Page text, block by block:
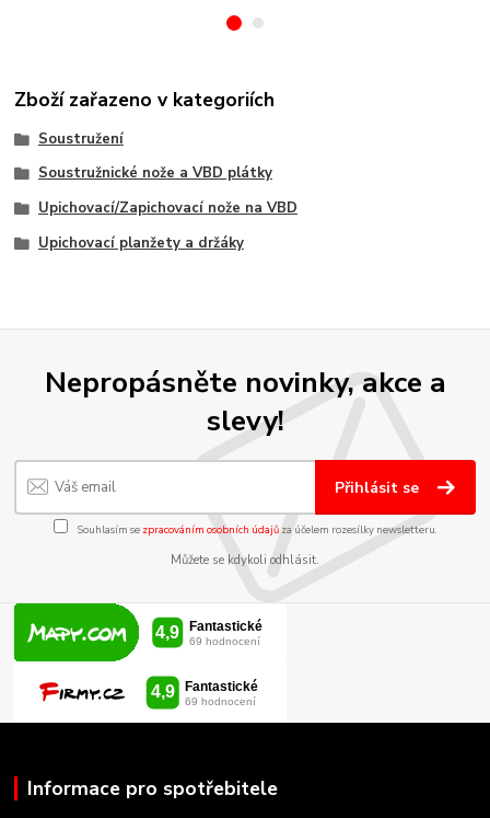
Zboží zařazeno v kategoriích
Soustružení
Soustružnické nože a VBD plátky
Upichovací/Zapichovací nože na VBD
Upichovací planžety a držáky
Nepropásněte novinky, akce a
slevy!
Přihlásit se
Souhlasím se zpracováním osobních údajůza účelem rozesílky newsletteru.
Můžete se kdykoli odhlásit.
Informace pro spotřebitele